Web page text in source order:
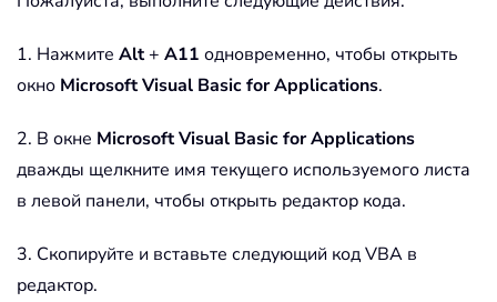
1. Нажмите Alt+ A11 одновременно, чтобы открыть
окно Microsoft Visual Basic for Applications.
2. В окне Microsoft Visual Basic for Applications
дважды щелкните имя текущего используемого листа
в левой панели, чтобы открыть редактор кода.
3. Скопируйте и вставьте следующий код VBA в
редактор.